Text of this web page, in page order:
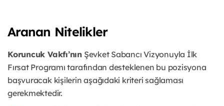
Aranan Nitelikler
Koruncuk Vakfı’nınŞevket Sabancı Vizyonuyla İlk
Fırsat Programı tarafından desteklenen bu pozisyona
başvuracak kişilerin aşağıdaki kriteri sağlaması
gerekmektedir.